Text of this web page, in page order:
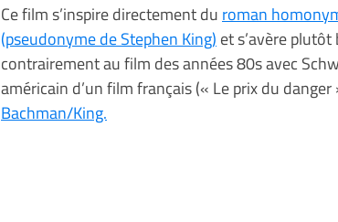
Ce film s’inspire directement du roman
(pseudonyme de Stephen King) et s’avère
contrairement au film des années 80s avec
américain d’un film français (« Le prix du danger
Bachman/King.